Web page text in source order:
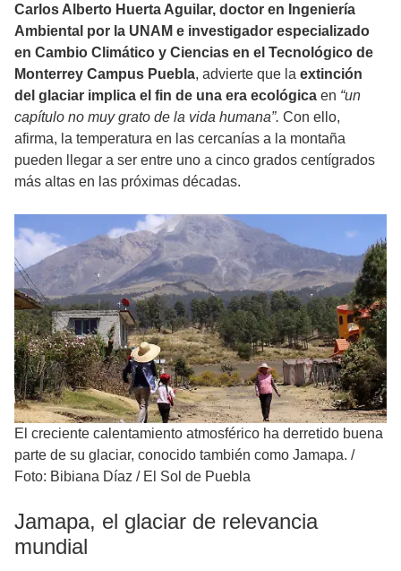
Carlos Alberto Huerta Aguilar, doctor en Ingeniería
Ambiental por la UNAM e investigador especializado
en Cambio Climático y Ciencias en el Tecnológico de
Monterrey Campus Puebla, advierte que la extinción
del glaciar implica el fin de una era ecológica en “un
capítulo no muy grato de la vida humana”. Con ello,
afirma, la temperatura en las cercanías a la montaña
pueden llegar a ser entre uno a cinco grados centígrados
más altas en las próximas décadas.
El creciente calentamiento atmosférico ha derretido buena
parte de su glaciar, conocido también como Jamapa. /
Foto: Bibiana Díaz / El Sol de Puebla
Jamapa, el glaciar de relevancia
mundial